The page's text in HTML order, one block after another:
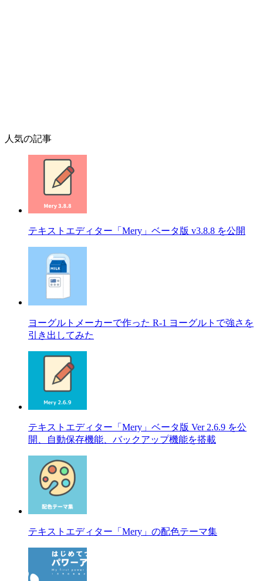
人気の記事
テキストエディター「Mery」ベータ版 v3.8.8 を公開
ヨーグルトメーカーで作った R-1 ヨーグルトで強さを
引き出してみた
テキストエディター「Mery」ベータ版 Ver 2.6.9 を公
開、自動保存機能、バックアップ機能を搭載
テキストエディター「Mery」の配色テーマ集